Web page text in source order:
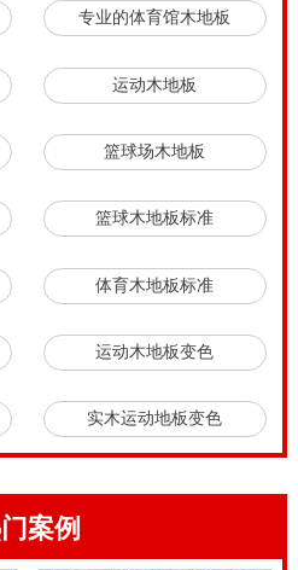
专业的体育馆木地板
运动木地板
篮球场木地板
篮球木地板标准
体育木地板标准
运动木地板变色
实木运动地板变色
案例